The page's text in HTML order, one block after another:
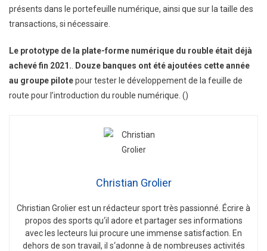
présents dans le portefeuille numérique, ainsi que sur la taille des
transactions, si nécessaire.
Le prototype de la plate-forme numérique du rouble était déjà
achevé fin 2021.
Douze banques ont été ajoutées cette année
au groupe pilotepour tester le développement de la feuille de
route pour l’introduction du rouble numérique. ()
Christian Grolier
Christian Gro lierestun rédacteursporttrès passionné Écrire à
propos des sports qu‘il adore etpartagerses informations
avec les lecteurs ui procure une immense satisfaction En
dehors de son travail , il s‘adonne à de nombreuses activités